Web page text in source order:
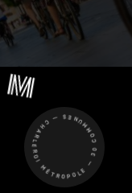
CHARLEROI MÉTROPOLE — 30 COMMUNES —